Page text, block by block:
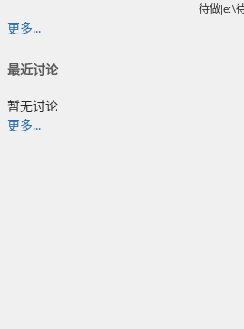
待做|e:\
更多...
最近讨论
暂无讨论
更多...